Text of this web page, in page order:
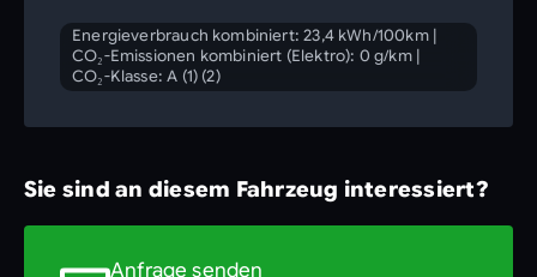
Energieverbrauch kombiniert: 23,4 kWh/100km|
CO₂-Emissionen kombiniert (Elektro): 0 g/km|
CO₂-Klasse: A (1) (2)
Sie sind an diesem Fahrzeug interessiert?
Anfrage senden